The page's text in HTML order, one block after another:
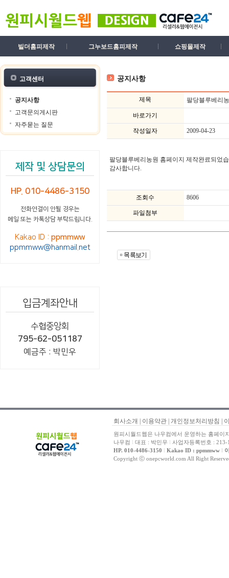
빌더홈피제작 그누보드홈피제작 쇼핑몰제작
고객센터
공지사항
고객문의게시판
자주묻는 질문
제작 및 상담문의
HP. 010-4486-3150
전화연결이 안될 경우는
메일 또는 카톡상담 부탁드립니다.
Kakao ID :ppmmww
ppmmww@hanmail.net
입금계좌안내
수협중앙회
795-62-051187
예금주 : 박민우
공지사항
제목 팔당블루베리
바로가기
작성일자 2009-04-23
팔당블루베리농원 홈페이지 제작완료되었
감사합니다.
조회수 8606
파일첨부
회사소개 이용약관 개인정보처리방침
원피시월드웹은 나우컴에서 운영하는 홈페이
나우컴 l 대표 : 박민우 l 사업자등록번호 :
HP. 010-4486-3150 l Kakao ID : ppmmww l
Copyright ⓒ onepcworld.com All Right